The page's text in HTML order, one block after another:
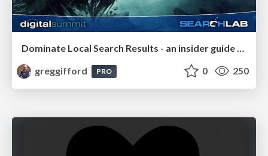
Dominate Local Search Results - an insider guide to GBP, reviews, and Local SEO
greggifford
PRO 0 250